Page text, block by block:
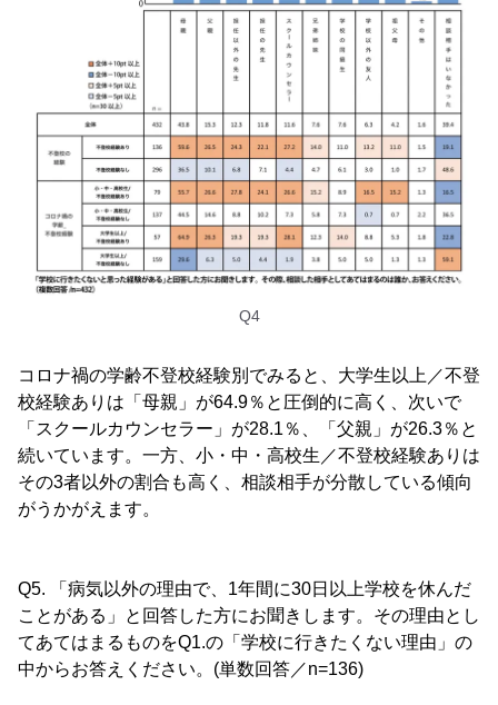
Q4
コロナ禍の学齢不登校経験別でみると、大学生以上／不登
校経験ありは「母親」が64.9％と圧倒的に高く、次いで
「スクールカウンセラー」が28.1％、「父親」が26.3％と
続いています。一方、小・中・高校生／不登校経験ありは
その3者以外の割合も高く、相談相手が分散している傾向
がうかがえます。
Q5. 「病気以外の理由で、1年間に30日以上学校を休んだ
ことがある」と回答した方にお聞きします。その理由とし
てあてはまるものをQ1.の「学校に行きたくない理由」の
中からお答えください。(単数回答／n=136)